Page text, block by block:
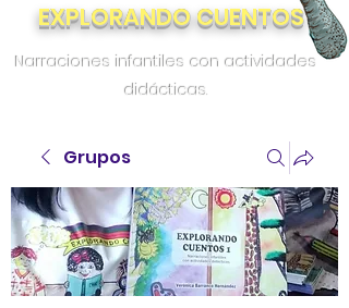
EXPLORANDO CUENTOS
Narraciones infantiles con actividades
didácticas.
Grupos